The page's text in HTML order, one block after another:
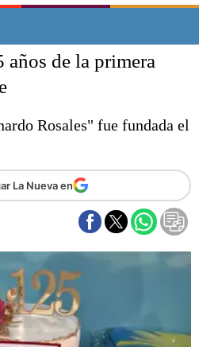
El mundo
Escenario Olímpico
Fútbol
Cines
Economía y finanzas
Con el campo
Espacio empresas
Sociedad
años de la primera
Rosales" fue fundada el
La Nueva en